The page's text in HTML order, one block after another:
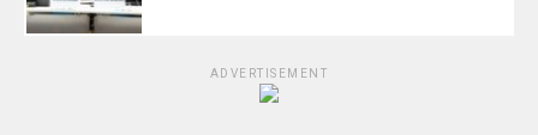
ADVERTISEMENT